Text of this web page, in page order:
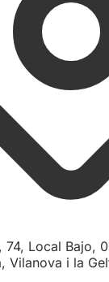
74, Local Bajo,
Vilanova i la